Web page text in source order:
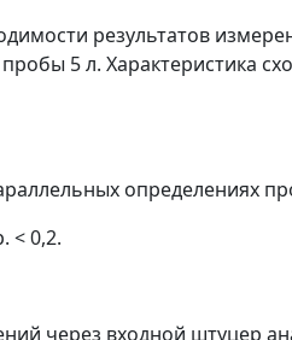
результатов
5 л. Характеристика
определениях
< 0,2.
через входной штуцер